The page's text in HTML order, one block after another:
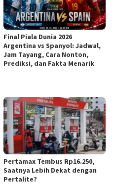
Final Piala Dunia 2026
Argentina vs Spanyol: Jadwal,
Jam Tayang, Cara Nonton,
Prediksi, dan Fakta Menarik
Pertamax Tembus Rp16.250,
Saatnya Lebih Dekat dengan
Pertalite?